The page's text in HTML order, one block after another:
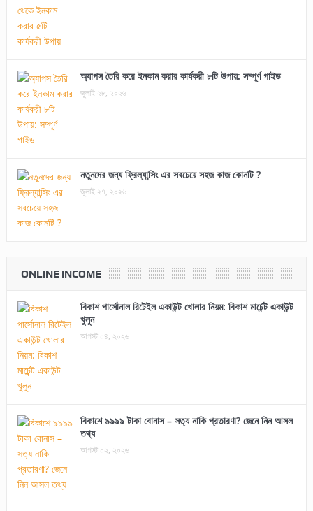
অ্যাপস তৈরি করে ইনকাম করার কার্যকরী ৮টি উপায়: সম্পূর্ণ গাইড
জুলাই ২৮, ২০২৬
নতুনদের জন্য ফ্রিল্যান্সিং এর সবচেয়ে সহজ কাজ কোনটি ?
জুলাই ২৭, ২০২৬
ONLINE INCOME
বিকাশ পার্সোনাল রিটেইল একাউন্ট খোলার নিয়ম: বিকাশ মার্চেন্ট একাউন্ট
খুলুন
আগস্ট ০৪, ২০২৬
বিকাশে ৯৯৯৯ টাকা বোনাস – সত্য নাকি প্রতারণা? জেনে নিন আসল
তথ্য
আগস্ট ০২, ২০২৬